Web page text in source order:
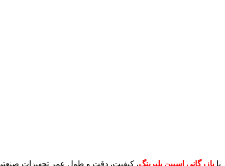
با بازرگانی اسپین بلبرینگ، کیفیت، دقت و طول عمر تجهیزات صنعتی